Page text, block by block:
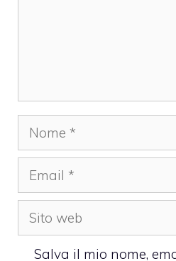
Nome
Email
Sito
web
Salva il mio nome,